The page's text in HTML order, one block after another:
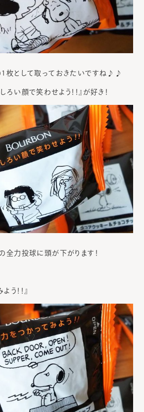
1枚として取っておきたいですね♪♪
ろい顔で笑わせよう！！』が好き！
全力投球に頭が下がります！
う！！』